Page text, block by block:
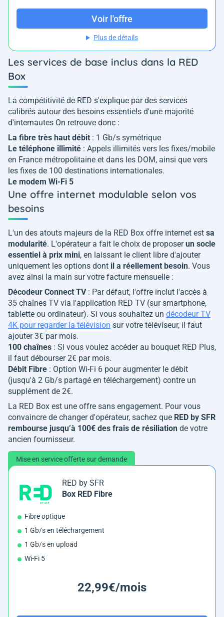
Voir l'offre
Plus de détails
Les services de base inclus dans la RED
Box
La compétitivité de RED s'explique par des services
calibrés autour des besoins essentiels d'une majorité
d'internautes On retrouve donc :
La fibre très haut débit : 1 Gb/s symétrique
Le téléphone illimité : Appels illimités vers les fixes/mobile
en France métropolitaine et dans les DOM, ainsi que vers
les fixes de 100 destinations internationales.
Le modem Wi-Fi 5
Une offre internet modulable selon vos
besoins
L'un des atouts majeurs de la RED Box offre internet est sa
modularité. L'opérateur a fait le choix de proposerun socle
essentiel à prix mini, en laissant le client libre d'ajouter
uniquement les options dont il a réellement besoin. Vous
avez ainsi la main sur votre facture mensuelle :
Décodeur Connect TV: Par défaut, l'offre inclut l'accès à
35 chaînes TV via l'application RED TV (sur smartphone,
tablette ou ordinateur). Si vous souhaitez un décodeur TV
4K pour regarder la télévision sur votre téléviseur, il faut
ajouter 3€ par mois.
100 chaînes : Si vous voulez accéder au bouquet RED Plus,
il faut débourser 2€ par mois.
Débit Fibre : Option Wi-Fi 6 pour augmenter le débit
(jusqu'à 2 Gb/s partagé en téléchargement) contre un
supplément de 2€.
La RED Box est une offre sans engagement. Pour vous
convaincre de changer d'opérateur, sachez que RED by SFR
rembourse jusqu’à 100€ des frais de résiliation de votre
ancien fournisseur.
Mise en service offerte sur demande
RED by SFR
Box RED Fibre
Fibre optique
1 Gb/s en téléchargement
1 Gb/s en upload
Wi-Fi 5
22,99€/mois